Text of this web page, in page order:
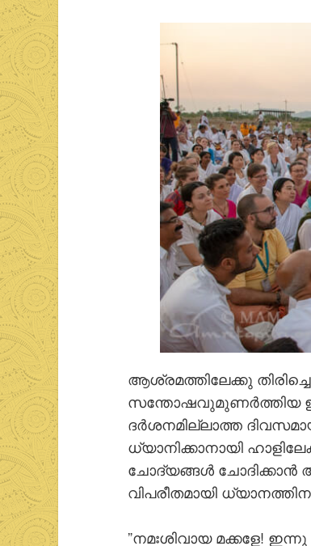
ആശ്രമത്തിലേക്കു
സന്തോഷവുമുണര്‍ത്തിയ
ദര്‍ശനമില്ലാത്ത
ധ്യാനിക്കാനായി
ചോദ്യങ്ങള്‍
വിപരീതമായി
”നമഃശിവായ മക്കളേ!